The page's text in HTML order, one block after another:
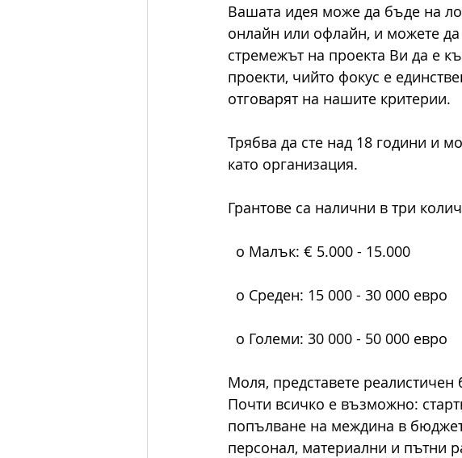
Вашата идея може да бъде на
онлайн или офлайн, и можете да
стремежът на проекта Ви да е
проекти, чийто фокус е
отговарят на нашите критерии.
Трябва да сте над 18 години и
като организация.
Грантове са налични в три
o Малък: € 5.000 - 15.000
o Среден: 15 000 - 30 000 евро
o Големи: 30 000 - 50 000 евро
Моля, представете
Почти всичко е възможно:
попълване на междина в
персонал, материални и пътни